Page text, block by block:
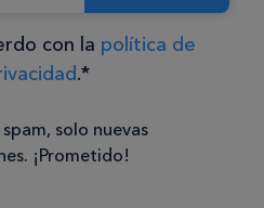
con la política de
.*
solo nuevas
¡Prometido!